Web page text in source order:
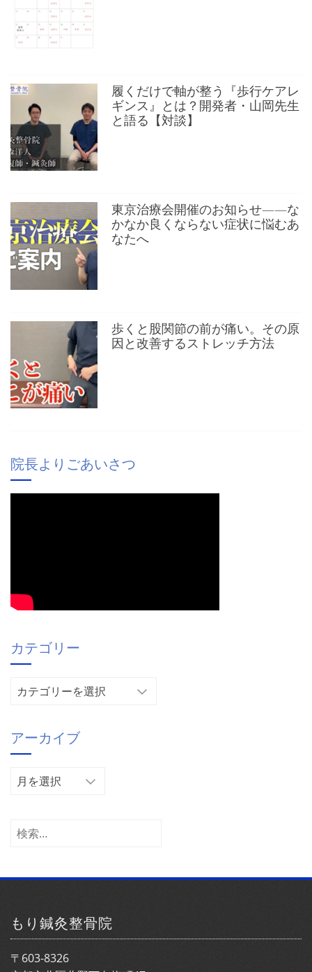
履くだけで軸が整う『歩行ケアレ
ギンス』とは？開発者・山岡先生
と語る【対談】
東京治療会開催のお知らせ——な
かなか良くならない症状に悩むあ
なたへ
歩くと股関節の前が痛い。その原
因と改善するストレッチ方法
院長よりごあいさつ
カテゴリー
リ
ー
アーカイブ
ア
イ
検
もり鍼灸整骨院
〒603-8326